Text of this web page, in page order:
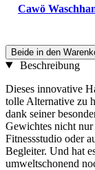
Cawö
Beide in den
Beschreibung
Dieses innovative
tolle Alternative zu
dank seiner
Gewichtes nicht
Fitnessstudio oder
Begleiter. Und hat
umweltschonend